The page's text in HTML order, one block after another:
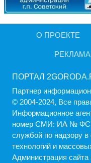
О ПРОЕКТЕ
РЕКЛАМА
ПОРТАЛ
Партнер
© 2004-2024, Все
Информационное
номер СМИ: ИА №
службой по надзору
технологий и
Администрация cайта